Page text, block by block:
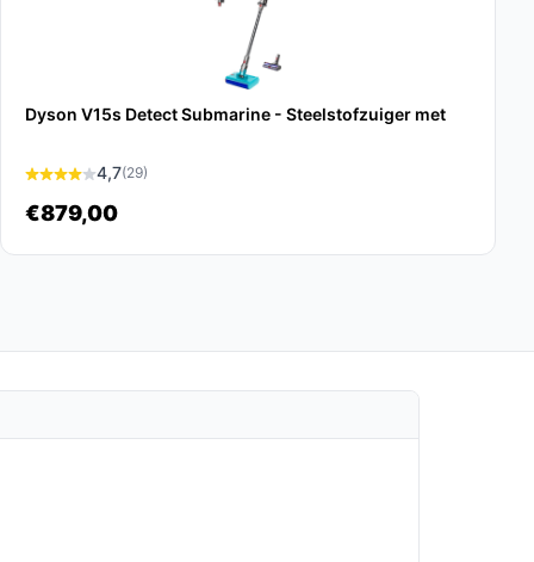
Dyson V15s Detect Submarine - Steelstofzuiger met
4,7(29)
€879,00